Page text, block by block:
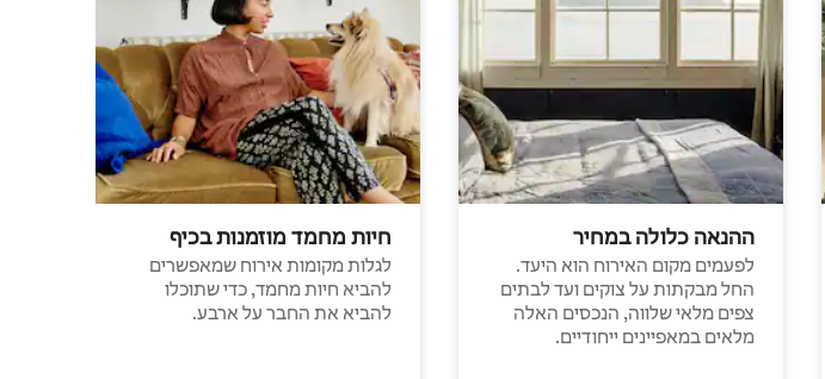
ההנאה כלולה במחיר
לפעמים מקום האירוח הוא היעד.
החל מבקתות על צוקים ועד לבתים
צפים מלאי שלווה, הנכסים האלה
מלאים במאפיינים ייחודיים.
חיות מחמד מוזמנות בכיף
לגלות מקומות אירוח שמאפשרים
להביא חיות מחמד, כדי שתוכלו
להביא את החבר על ארבע.